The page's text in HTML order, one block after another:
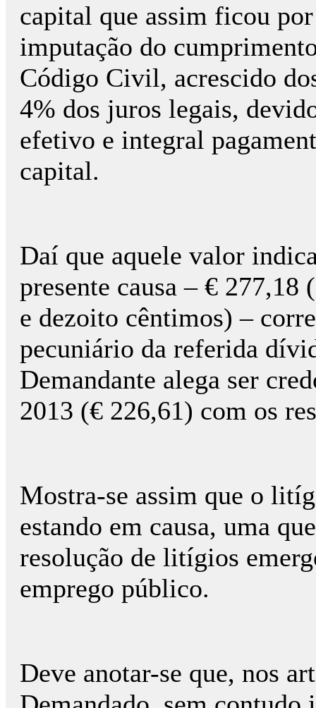
capital que assim ficou
imputação do
Código Civil, acrescido
4% dos juros legais,
efetivo e integral
capital.
Daí que aquele valor
presente causa – € 277,18
e dezoito cêntimos) –
pecuniário da referida
Demandante alega ser
2013 (€ 226,61) com os
Mostra-se assim que o
estando em causa, uma
resolução de litígios
emprego público.
Deve anotar-se que, nos